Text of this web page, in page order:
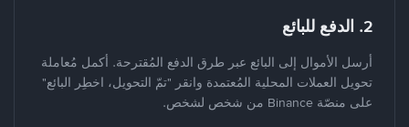
2. الدفع للبائع
أرسل الأموال إلى البائع عبر طرق الدفع المُقترحة. أكمل مُعاملة
تحويل العملات المحلية المُعتمدة وانقر "تمّ التحويل، اخطِر البائع"
على منصّة Binance من شخص لشخص.